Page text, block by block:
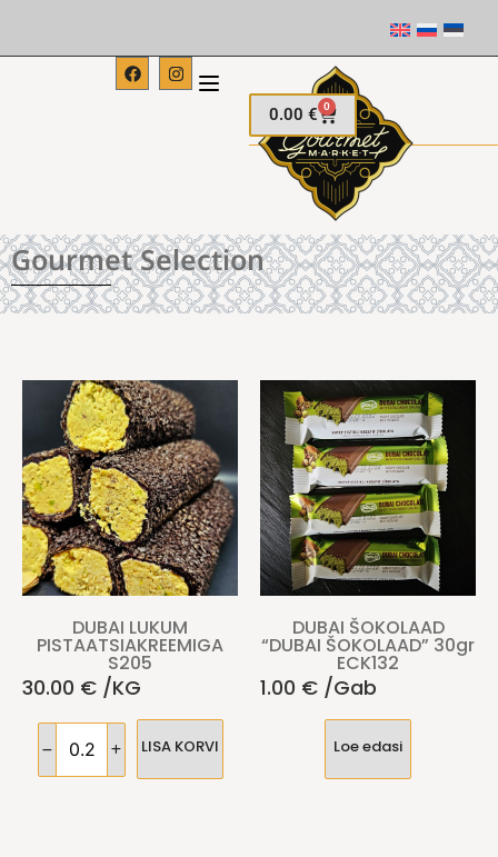
0.00 € 0
Gourmet Selection
DUBAI ŠOKOLAAD
“DUBAI ŠOKOLAAD” 30gr
1.00€
Loe edasi
Värvilise suhkru-
iga kaetud
mandlidražeed.
30.00